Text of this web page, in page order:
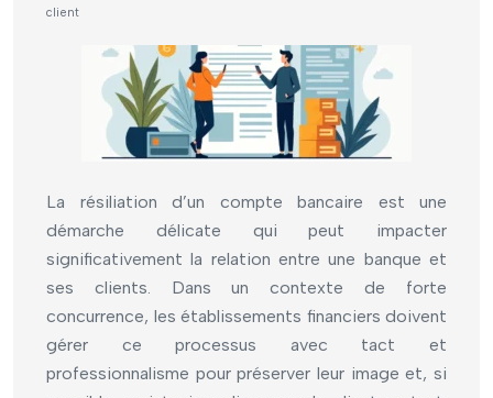
client
La résiliation d’un compte bancaire est une
démarche délicate qui peut impacter
significativement la relation entre une banque et
ses clients. Dans un contexte de forte
concurrence, les établissements financiers doivent
gérer ce processus avec tact et
professionnalisme pour préserver leur image et, si